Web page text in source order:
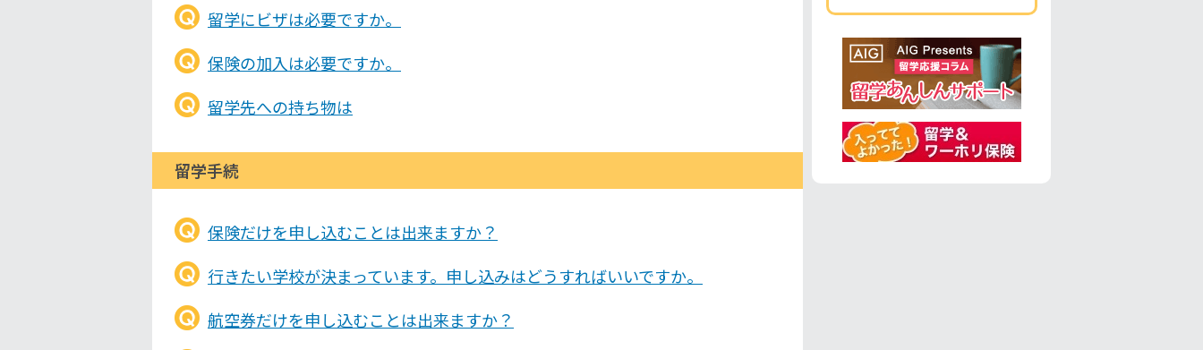
留学にビザは必要ですか。
保険の加入は必要ですか。
留学先への持ち物は
留学手続
保険だけを申し込むことは出来ますか？
行きたい学校が決まっています。申し込みはどうすればいいですか。
航空券だけを申し込むことは出来ますか？